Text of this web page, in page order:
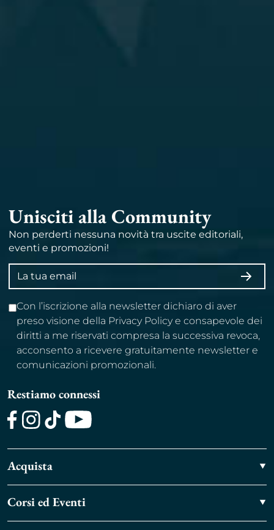
Unisciti alla Community
Non perderti nessuna novità tra uscite editoriali,
eventi e promozioni!
Indirizzo
email
Con l’iscrizione alla newsletter dichiaro di aver
preso visione della Privacy Policy e consapevole dei
diritti a me riservati compresa la successiva revoca,
acconsento a ricevere gratuitamente newsletter e
comunicazioni promozionali.
Restiamo connessi
Acquista
Corsi ed Eventi